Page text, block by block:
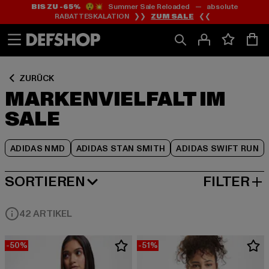
Zum
Inhalt
springen
Zum
Fußzeile
springen
BIS ZU -65%😲💥 Summer Sale Reloaded — absolute
RABATTESKALATION ❯❯ ZUM SALE ❮❮
ZURÜCK
MARKENVIELFALT IM
SALE
ADIDAS NMD ADIDAS STAN SMITH ADIDAS SWIFT RUN
Zum
Produktraster
springen
SORTIEREN
BELIEBTESTE FILTER
42 ARTIKEL
-50% -51%